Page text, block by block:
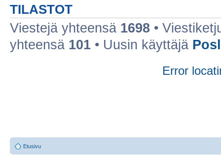
TILASTOT
Viestejä yhteensä 1698 •
yhteensä 101 • Uusin käyttäjä
Error
Etusivu